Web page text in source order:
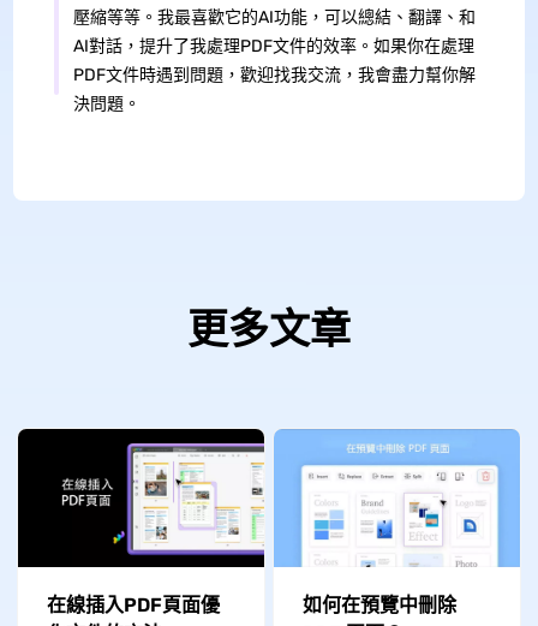
壓縮等等。我最喜歡它的AI功能，可以總結、翻譯、和
AI對話，提升了我處理PDF文件的效率。如果你在處理
PDF文件時遇到問題，歡迎找我交流，我會盡力幫你解
決問題。
更多文章
在線插入PDF頁面優
如何在預覽中刪除